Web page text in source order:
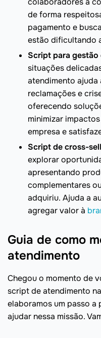
de forma
pagamento e
estão dificultando
Script para gestão
situações
atendimento ajuda
reclamações e
oferecendo
minimizar
empresa e
Script de cross-
explorar
apresentando
complementares
adquiriu. Ajuda a
agregar valor à
Guia de como
atendimento
Chegou o momento de
script de atendimento
elaboramos um passo
ajudar nessa missão.